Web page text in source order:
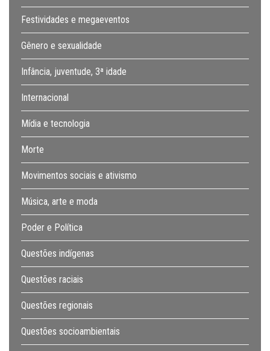
Festividades e megaeventos
Gênero e sexualidade
Infância, juventude, 3ª idade
Internacional
Mídia e tecnologia
Morte
Movimentos sociais e ativismo
Música, arte e moda
Poder e Política
Questões indígenas
Questões raciais
Questões regionais
Questões socioambientais